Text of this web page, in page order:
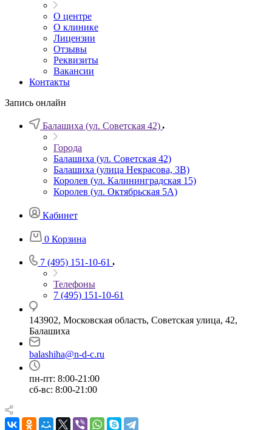
О центре
О клинике
Лицензии
Отзывы
Реквизиты
Вакансии
Контакты
Запись онлайн
Балашиха (ул. Советская 42)
Города
Балашиха (ул. Советская 42)
Балашиха (улица Некрасова, 3В)
Королев (ул. Калининградская 15)
Королев (ул. Октябрьская 5А)
Кабинет
0 Корзина
7 (495) 151-10-61
Телефоны
7 (495) 151-10-61
143902, Московская область, Советская улица, 42,
Балашиха
balashiha@n-d-c.ru
пн-пт: 8:00-21:00
сб-вс: 8:00-21:00